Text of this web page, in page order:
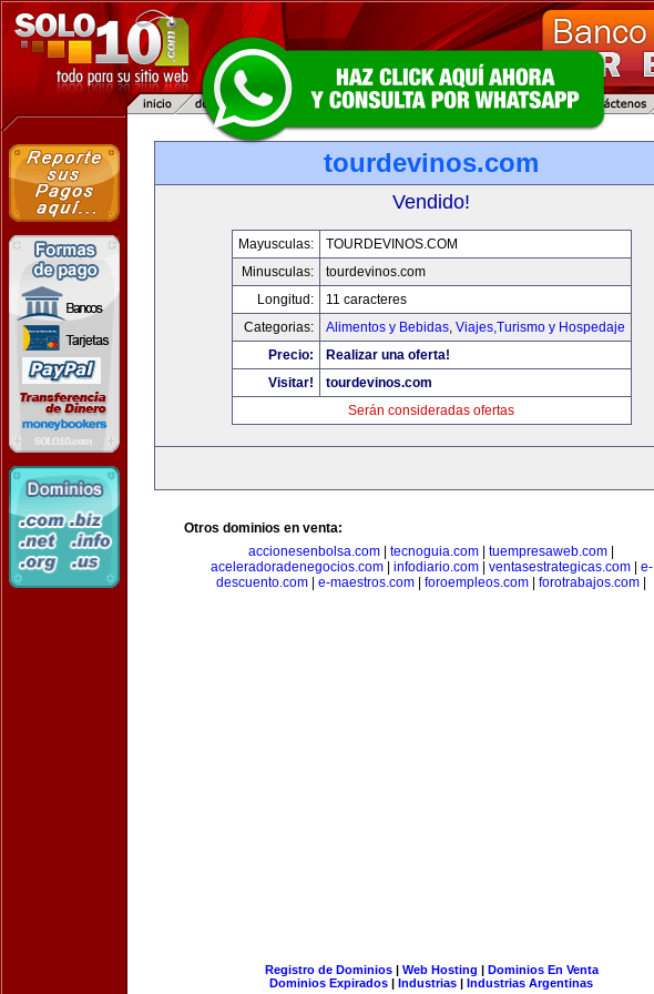
tourdevinos.com
Vendido!
Mayusculas:
TOURDEVINOS.COM
Minusculas:
tourdevinos.com
Longitud:
11 caracteres
Categorias:
Alimentos y Bebidas, Viajes,Turismo y Hospedaje
Precio:
Realizar una oferta!
Visitar!
tourdevinos.com
Serán consideradas ofertas
Otros dominios en venta:
accionesenbolsa.com
tecnoguia.com tuempresaweb.com
aceleradoradenegocios.com| infodiario.com| ventasestrategicas.com| e-
descuento.com
e-maestros.com foroempleos.com forotrabajos.com
Registro de Dominios| Web Hosting | Dominios En Venta
Dominios Expirados | Industrias | Industrias Argentinas